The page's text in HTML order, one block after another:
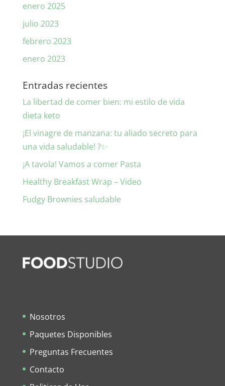
enero 2025
julio 2023
febrero 2023
enero 2023
Entradas recientes
La libertad de comer bien: mi estilo de vida
dieta keto
¡El vinagre de manzana: tu aliado secreto para
una vida saludable! ?✨
¡A tavola! Vamos a comer Pasta
Healthy Breakfast Wrap – Video
Fudgy Brownies saludable
Nosotros
Paquetes Disponibles
Preguntas Frecuentes
Contacto